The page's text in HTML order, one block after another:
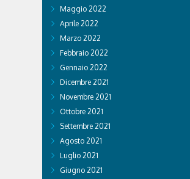
Maggio 2022
Aprile 2022
Marzo 2022
Febbraio 2022
Gennaio 2022
Dicembre 2021
Novembre 2021
Ottobre 2021
Settembre 2021
Agosto 2021
Luglio 2021
Giugno 2021